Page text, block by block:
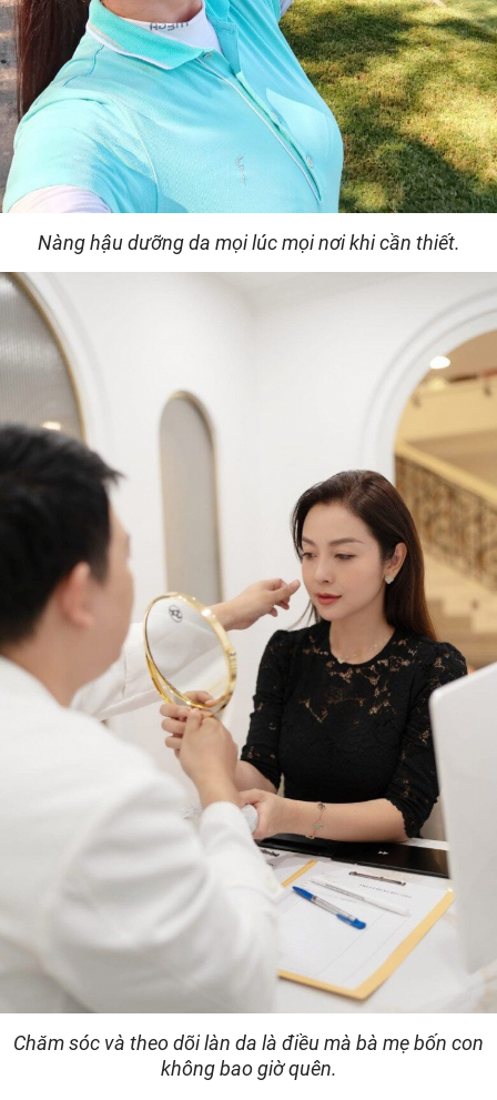
Nàng hậu dưỡng da mọi lúc mọi nơi khi cần thiết.
Chăm sóc và theo dõi làn da là điều mà bà mẹ bốn con
không bao giờ quên.